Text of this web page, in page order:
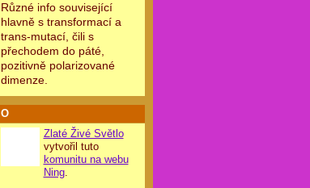
Různé info související
hlavně s transformací a
trans-mutací, čili s
přechodem do páté,
pozitivně polarizované
dimenze.
O
Zlaté Živé Světlo
vytvořil tuto
komunitu na webu
Ning.